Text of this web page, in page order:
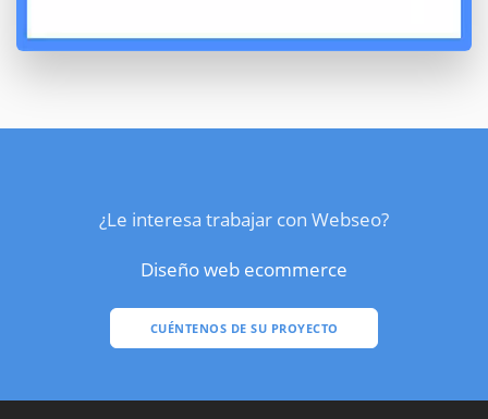
¿Le interesa trabajar con Webseo?
Diseño web ecommerce
CUÉNTENOS DE SU PROYECTO